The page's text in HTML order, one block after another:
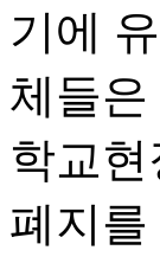
기에
체들
학교
폐지를